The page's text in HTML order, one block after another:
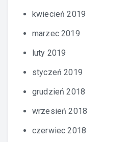
kwiecień 2019
marzec 2019
luty 2019
styczeń 2019
grudzień 2018
wrzesień 2018
czerwiec 2018